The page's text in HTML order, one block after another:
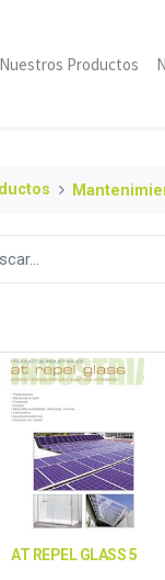
Nuestros Productos
AT REPEL GLASS 5